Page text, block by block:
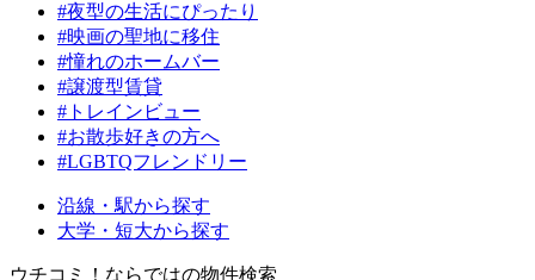
#夜型の生活にぴったり
#映画の聖地に移住
#憧れのホームバー
#譲渡型賃貸
#トレインビュー
#お散歩好きの方へ
#LGBTQフレンドリー
沿線・駅から探す
大学・短大から探す
ウチコミ！ならではの物件検索